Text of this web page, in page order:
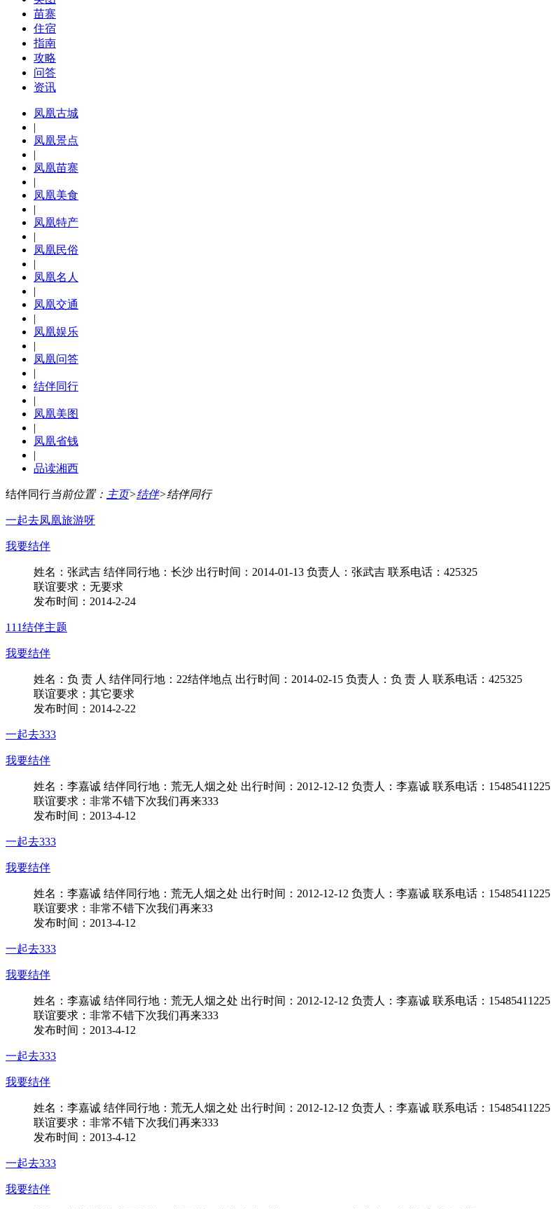
苗寨
住宿
指南
攻略
问答
资讯
凤凰古城
|
凤凰景点
|
凤凰苗寨
|
凤凰美食
|
凤凰特产
|
凤凰民俗
|
凤凰名人
|
凤凰交通
|
凤凰娱乐
|
凤凰问答
|
结伴同行
|
凤凰美图
|
凤凰省钱
|
品读湘西
结伴同行当前位置： 主页>结伴>结伴同行
一起去凤凰旅游呀
我要结伴
姓名：张武吉 结伴同行地：长沙 出行时间：2014-01-13 负责人：张武吉 联系电话：425325
联谊要求：无要求
发布时间：2014-2-24
111结伴主题
我要结伴
姓名：负 责 人 结伴同行地：22结伴地点 出行时间：2014-02-15 负责人：负 责 人 联系电话：425325
联谊要求：其它要求
发布时间：2014-2-22
一起去333
我要结伴
姓名：李嘉诚 结伴同行地：荒无人烟之处 出行时间：2012-12-12 负责人：李嘉诚 联系电话：15485411225
联谊要求：非常不错下次我们再来333
发布时间：2013-4-12
一起去333
我要结伴
姓名：李嘉诚 结伴同行地：荒无人烟之处 出行时间：2012-12-12 负责人：李嘉诚 联系电话：15485411225
联谊要求：非常不错下次我们再来33
发布时间：2013-4-12
一起去333
我要结伴
姓名：李嘉诚 结伴同行地：荒无人烟之处 出行时间：2012-12-12 负责人：李嘉诚 联系电话：15485411225
联谊要求：非常不错下次我们再来333
发布时间：2013-4-12
一起去333
我要结伴
姓名：李嘉诚 结伴同行地：荒无人烟之处 出行时间：2012-12-12 负责人：李嘉诚 联系电话：15485411225
联谊要求：非常不错下次我们再来333
发布时间：2013-4-12
一起去333
我要结伴